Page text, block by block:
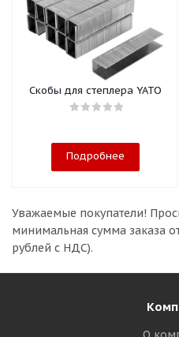
Скобы для степлера YATO
Подробнее
Уважаемые покупатели!
минимальная сумма заказа
рублей с НДС).